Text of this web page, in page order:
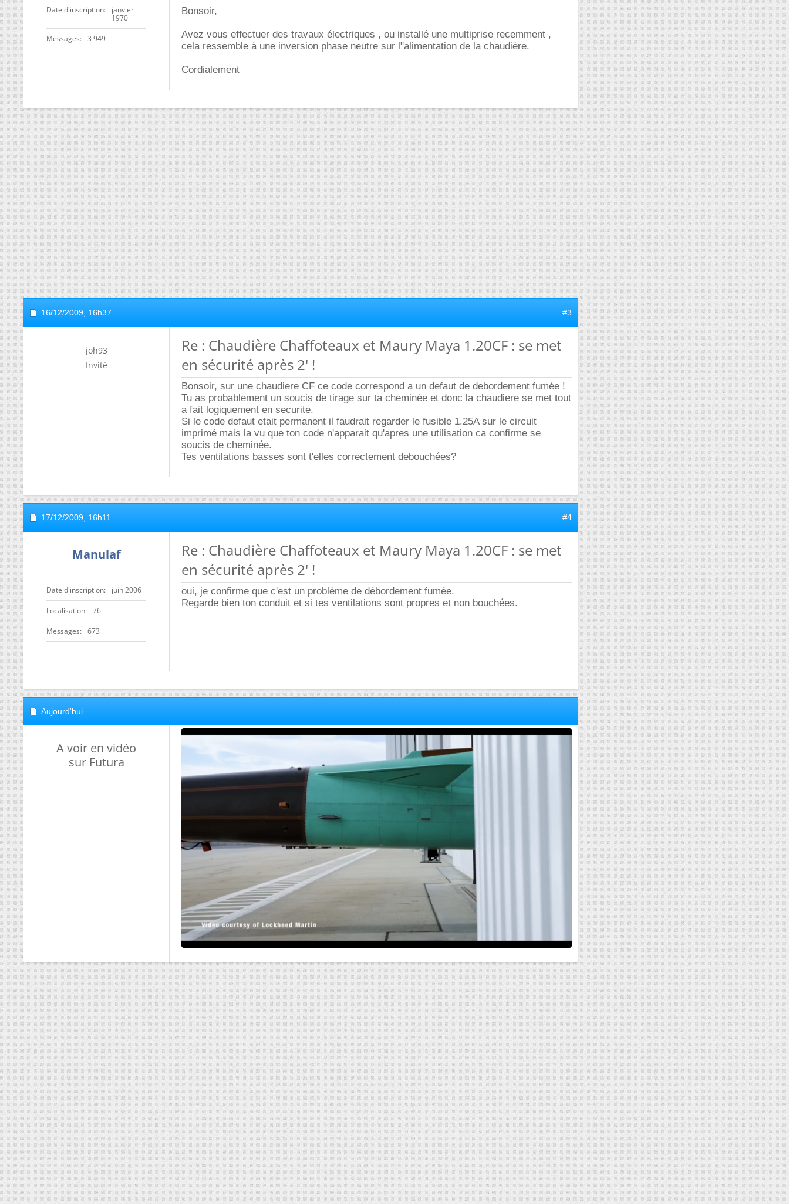
Date d'inscription
janvier
1970
Messages 3 949
Bonsoir,
Avez vous effectuer des travaux électriques , ou installé une multiprise recemment ,
cela ressemble à une inversion phase neutre sur l"alimentation de la chaudière.
Cordialement
16/12/2009, 16h37 #3
joh93
Invité
Re : Chaudière Chaffoteaux et Maury Maya 1.20CF : se met
en sécurité après 2' !
Bonsoir, sur une chaudiere CF ce code correspond a un defaut de debordement fumée !
Tu as probablement un soucis de tirage sur ta cheminée et donc la chaudiere se met tout
a fait logiquement en securite.
Si le code defaut etait permanent il faudrait regarder le fusible 1.25A sur le circuit
imprimé mais la vu que ton code n'apparait qu'apres une utilisation ca confirme se
soucis de cheminée.
Tes ventilations basses sont t'elles correctement debouchées?
17/12/2009, 16h11 #4
Manulaf
Date d'inscription juin 2006
Localisation 76
Messages 673
Re : Chaudière Chaffoteaux et Maury Maya 1.20CF : se met
en sécurité après 2' !
oui, je confirme que c'est un problème de débordement fumée.
Regarde bien ton conduit et si tes ventilations sont propres et non bouchées.
Aujourd'hui
A voir en vidéo
sur Futura